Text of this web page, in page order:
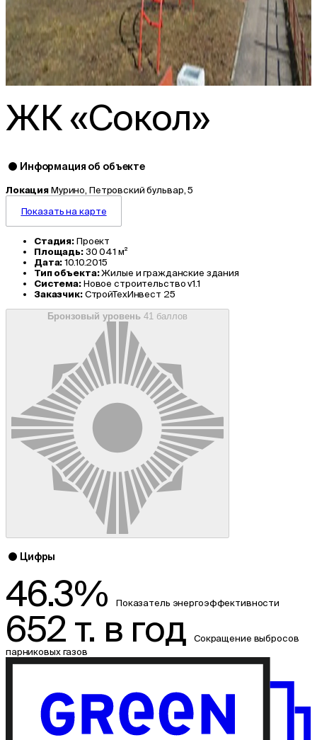
ЖК «Сокол»
Информация об объекте
Локация Мурино, Петровский бульвар, 5
Показать на карте
Стадия: Проект
Площадь: 30 041 м²
Дата: 10.10.2015
Тип объекта:Жилые и гражданские здания
Система: Новое строительство v1.1
Заказчик: СтройТехИнвест 25
Бронзовый уровень 41 баллов
Цифры
46.3% Показатель энергоэффективности
652 т. в год
Сокращение выбросов
парниковых газов